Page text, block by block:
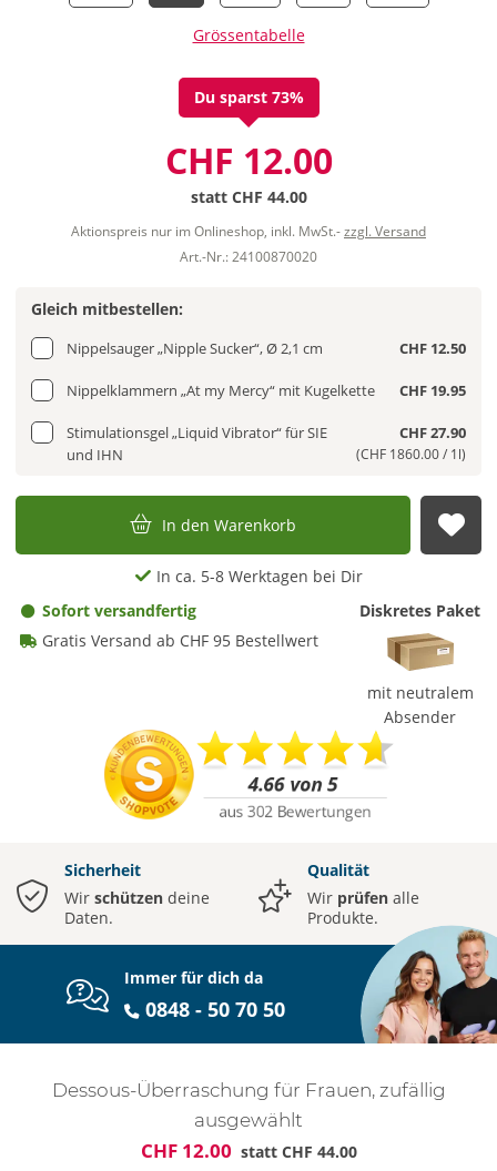
Grössentabelle
Du sparst 73%
CHF 12.00
statt CHF 44.00
Aktionspreis nur im Onlineshop, inkl. MwSt.-zzgl. Versand
Art.-Nr.: 24100870020
Gleich mitbestellen:
Nippelsauger „Nipple Sucker“, Ø 2,1 cm CHF 12.50
Nippelklammern „At my Mercy“ mit Kugelkette CHF 19.95
Stimulationsgel „Liquid Vibrator“ für SIE
und IHN
CHF 27.90
(CHF 1860.00 / 1l)
In den Warenkorb
In ca. 5-8 Werktagen bei Dir
Sofort versandfertig
Gratis Versand ab CHF 95 Bestellwert
Diskretes Paket
mit neutralem
Absender
Sicherheit
Wir schützen deine
Daten.
Qualität
Wir prüfen alle
Produkte.
Immer für dich da
0848 - 50 70 50
Dessous-Überraschung für Frauen, zufällig
ausgewählt
CHF 12.00 statt CHF 44.00